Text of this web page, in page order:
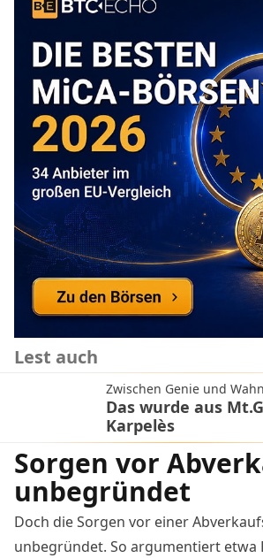
Lest auch
Zwischen Genie und
Das wurde aus
Karpelès
Sorgen vor
unbegründet
Doch die Sorgen vor einer
unbegründet. So argumentiert etwa